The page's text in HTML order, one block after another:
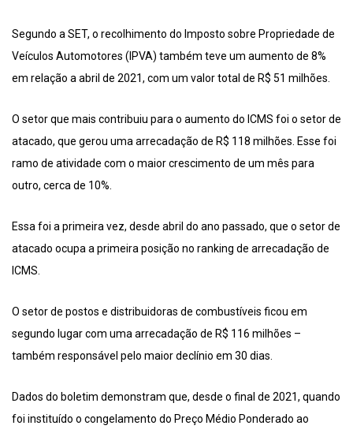
Segundo a SET, o recolhimento do Imposto sobre Propriedade de
Veículos Automotores (IPVA) também teve um aumento de 8%
em relação a abril de 2021, com um valor total de R$ 51 milhões.
O setor que mais contribuiu para o aumento do ICMS foi o setor de
atacado, que gerou uma arrecadação de R$ 118 milhões. Esse foi
ramo de atividade com o maior crescimento de um mês para
outro, cerca de 10%.
Essa foi a primeira vez, desde abril do ano passado, que o setor de
atacado ocupa a primeira posição no ranking de arrecadação de
ICMS.
O setor de postos e distribuidoras de combustíveis ficou em
segundo lugar com uma arrecadação de R$ 116 milhões –
também responsável pelo maior declínio em 30 dias.
Dados do boletim demonstram que, desde o final de 2021, quando
foi instituído o congelamento do Preço Médio Ponderado ao